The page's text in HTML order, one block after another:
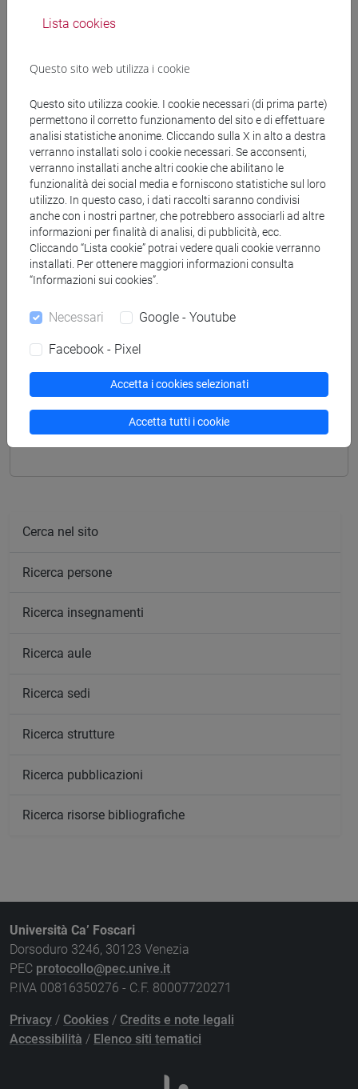
Docenti e corsi di laurea
Docenti
BALLIANA Eleonora- 12h Laboratorio, 36h
Lezione
Materiali didattici
Materiali su Moodle
Corsi di studio e percorsi
[CM60] CONSERVATION SCIENCE AND
TECHNOLOGY FOR CULTURAL HERITAGE -
Laurea magistrale (DM270)
percorso comune
Cerca nel sito
Ricerca persone
Ricerca insegnamenti
Ricerca aule
Ricerca sedi
Ricerca strutture
Ricerca pubblicazioni
Ricerca risorse bibliografiche
Università Ca’ Foscari
Dorsoduro 3246, 30123 Venezia
PEC protocollo@pec.unive.it
P.IVA 00816350276 - C.F. 80007720271
Privacy / Cookies / Credits e note legali
Accessibilità / Elenco siti tematici
Lista cookies
Questo sito web utilizza i cookie
Questo sito utilizza cookie. I cookie necessari (di prima parte)
permettono il corretto funzionamento del sito e di effettuare
analisi statistiche anonime. Cliccando sulla X in alto a destra
verranno installati solo i cookie necessari. Se acconsenti,
verranno installati anche altri cookie che abilitano le
funzionalità dei social media e forniscono statistiche sul loro
utilizzo. In questo caso, i dati raccolti saranno condivisi
anche con i nostri partner, che potrebbero associarli ad altre
informazioni per finalità di analisi, di pubblicità, ecc.
Cliccando “Lista cookie” potrai vedere quali cookie verranno
installati. Per ottenere maggiori informazioni consulta
“Informazioni sui cookies”.
Necessari Google - Youtube
Facebook - Pixel
Accetta i cookies selezionati
Accetta tutti i cookie